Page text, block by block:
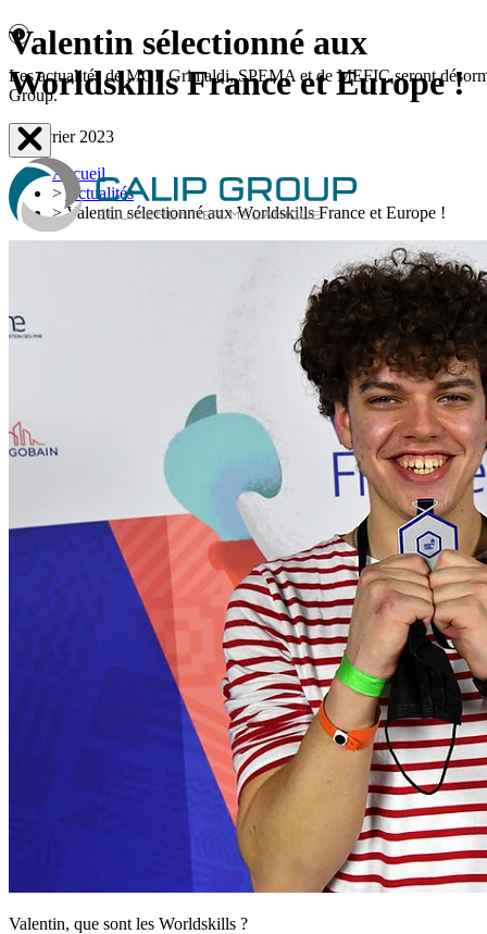
Les actualités de MGF Grimaldi, SPEMA et de MEFIC seront
Group.
Valentin sélectionné aux
Worldskills France et Europe !
20 février 2023
Accueil
>Actualités
>Valentin sélectionné aux Worldskills France et Europe !
Valentin, que sont les Worldskills ?